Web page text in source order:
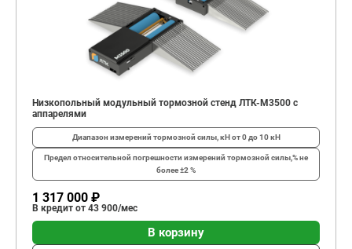
Низкопольный модульный тормозной стенд ЛТК-М3500 с
аппарелями
Диапазон измерений тормозной силы, кНот 0 до 10 кН
Предел относительной погрешности измерений тормозной силы,%не
более ±2 %
1 317 000 ₽
В кредит от 43 900/мес
В корзину